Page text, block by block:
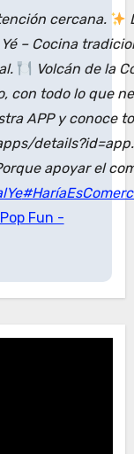
cercana.
Yé – Cocina
Volcán de la
con todo lo que
APP y conoce
apoyar el
Fun -